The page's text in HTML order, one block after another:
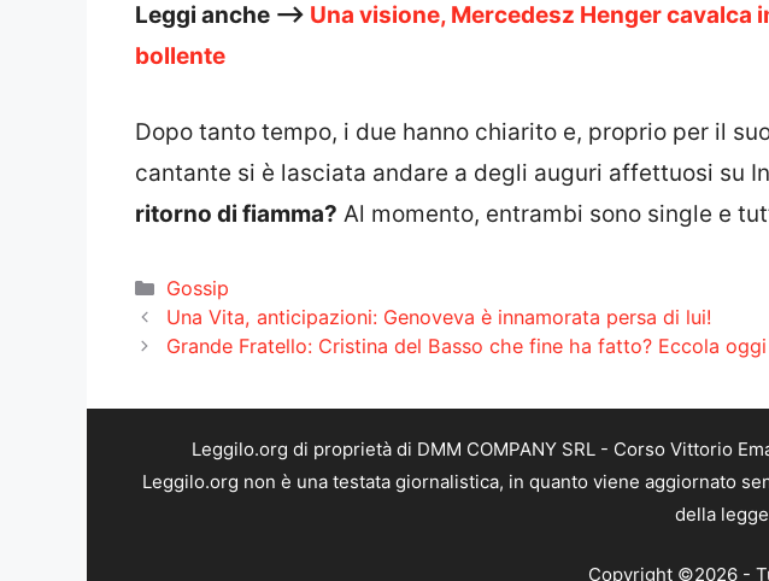
Leggi anche –> Una visione, Mercedesz Henger cavalca
bollente
Dopo tanto tempo, i due hanno chiarito e, proprio per il
cantante si è lasciata andare a degli auguri affettuosi su
ritorno di fiamma? Al momento, entrambi sono single e
Categorie
Gossip
Una Vita, anticipazioni: Genoveva è innamorata persa di lui!
Grande Fratello: Cristina del Basso che fine ha fatto? Eccola oggi
Leggilo.org di proprietà di DMM COMPANY SRL - Corso Vittorio
Leggilo.org non è una testata giornalistica, in quanto viene aggiornato
della
Copyright ©2026 -